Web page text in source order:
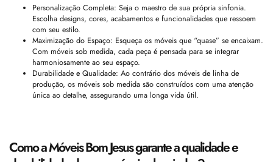
Personalização Completa: Seja o maestro de sua própria sinfonia.
Escolha designs, cores, acabamentos e funcionalidades que ressoem
com seu estilo.
Maximização do Espaço: Esqueça os móveis que “quase” se encaixam.
Com móveis sob medida, cada peça é pensada para se integrar
harmoniosamente ao seu espaço.
Durabilidade e Qualidade: Ao contrário dos móveis de linha de
produção, os móveis sob medida são construídos com uma atenção
única ao detalhe, assegurando uma longa vida útil.
Como a Móveis Bom Jesus garante a qualidade e